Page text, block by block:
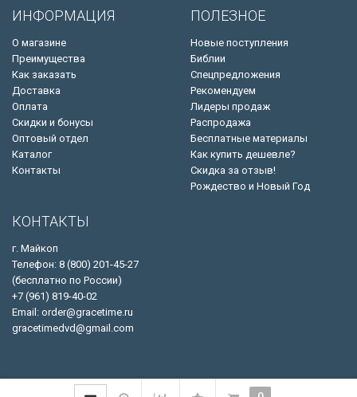
ИНФОРМАЦИЯ
О магазине
Преимущества
Как заказать
Доставка
Оплата
Скидки и бонусы
Оптовый отдел
Каталог
Контакты
ПОЛЕЗНОЕ
Новые поступления
Библии
Спецпредложения
Рекомендуем
Лидеры продаж
Распродажа
Бесплатные материалы
Как купить дешевле?
Скидка за отзыв!
Рождество и Новый Год
КОНТАКТЫ
г. Майкоп
Телефон: 8 (800) 201-45-27
(бесплатно по России)
+7 (961) 819-40-02
Email: order@gracetime.ru
gracetimedvd@gmail.com